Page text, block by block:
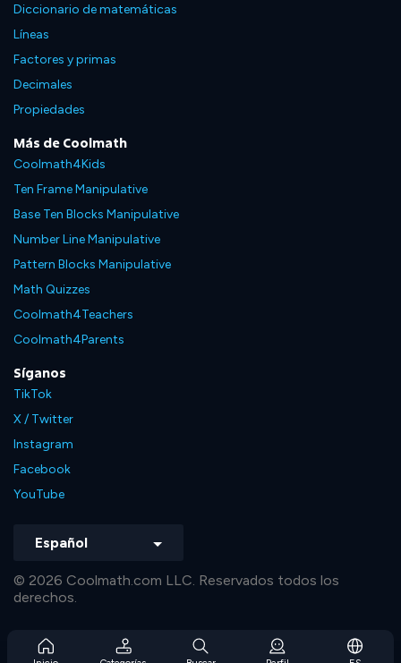
Diccionario de matemáticas
Líneas
Factores y primas
Decimales
Propiedades
Más de Coolmath
Coolmath4Kids
Ten Frame Manipulative
Base Ten Blocks Manipulative
Number Line Manipulative
Pattern Blocks Manipulative
Math Quizzes
Coolmath4Teachers
Coolmath4Parents
Síganos
TikTok
X / Twitter
Instagram
Facebook
YouTube
Español
© 2026 Coolmath.com LLC. Reservados todos los
derechos.